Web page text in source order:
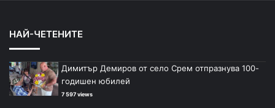
НАЙ-ЧЕТЕНИТЕ
Димитър Демиров от село Срем отпразнува 100-
годишен юбилей
7 597 views